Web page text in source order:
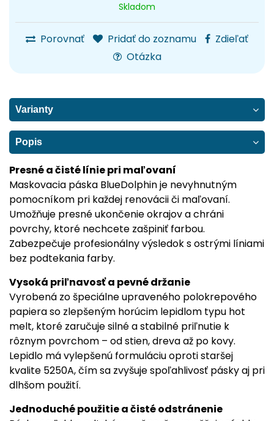
Skladom
Porovnať Pridať do zoznamu
Zdieľať
Otázka
Varianty
Popis
Presné a čisté línie pri maľovaní
Maskovacia páska BlueDolphin je nevyhnutným
pomocníkom pri každej renovácii či maľovaní.
Umožňuje presné ukončenie okrajov a chráni
povrchy, ktoré nechcete zašpiniť farbou.
Zabezpečuje profesionálny výsledok s ostrými líniami
bez podtekania farby.
Vysoká priľnavosť a pevné držanie
Vyrobená zo špeciálne upraveného polokrepového
papiera so zlepšeným horúcim lepidlom typu hot
melt, ktoré zaručuje silné a stabilné priľnutie k
rôznym povrchom – od stien, dreva až po kovy.
Lepidlo má vylepšenú formuláciu oproti staršej
kvalite 5250A, čím sa zvyšuje spoľahlivosť pásky aj pri
dlhšom použití.
Jednoduché použitie a čisté odstránenie